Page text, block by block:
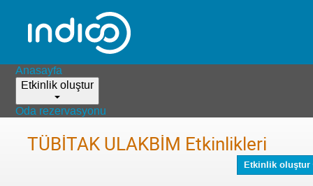
Anasayfa
Etkinlik oluştur
Oda rezervasyonu
TÜBİTAK ULAKBİM Etkinlikleri
Etkinlik oluştur